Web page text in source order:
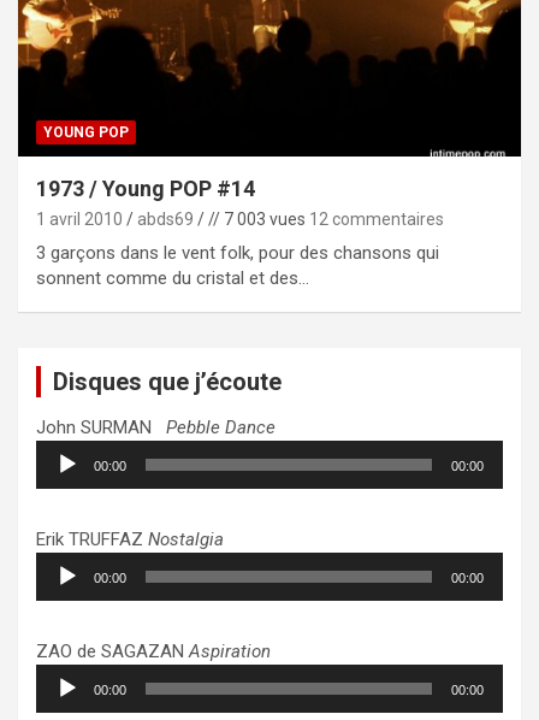
YOUNG POP
1973 / Young POP #14
1 avril 2010 abds69 // 7 003 vues 12 commentaires
3 garçons dans le vent folk, pour des chansons qui
sonnent comme du cristal et des…
Disques que j’écoute
John SURMAN Pebble Dance
Lecteur
audio
00:00 00:00
Erik TRUFFAZ Nostalgia
Lecteur
audio
00:00 00:00
ZAO de SAGAZANAspiration
Lecteur
audio
00:00 00:00